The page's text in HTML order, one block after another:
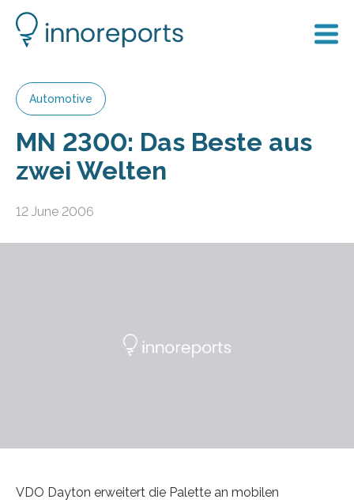
Automotive
MN 2300: Das Beste aus
zwei Welten
12 June 2006
VDO Dayton erweitert die Palette an mobilen